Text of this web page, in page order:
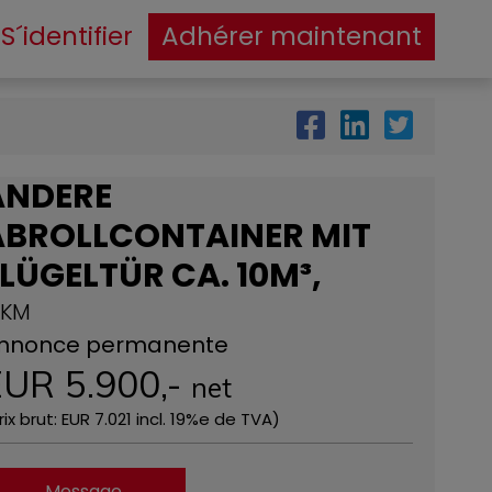
S´identifier Adhérer maintenant
MIT
CA. 10M³,
permanente
5.900,- net
​​brut: EUR 7.021 incl. 19%e de TVA)